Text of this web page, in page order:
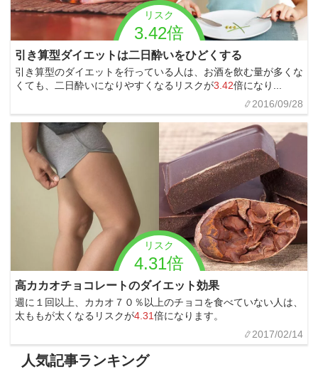
リスク
3.42倍
引き算型ダイエットは二日酔いをひどくする
引き算型のダイエットを行っている人は、お酒を飲む量が多くな
くても、二日酔いになりやすくなるリスクが3.42倍になり...
2016/09/28
リスク
4.31倍
高カカオチョコレートのダイエット効果
週に１回以上、カカオ７０％以上のチョコを食べていない人は、
太ももが太くなるリスクが4.31倍になります。
2017/02/14
人気記事ランキング